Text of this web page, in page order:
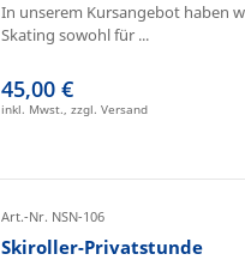
In unserem Kursangebot haben
Skating sowohl für ...
45,00 €
inkl. Mwst., zzgl. Versand
Art.-Nr. NSN-106
Skiroller-Privatstunde